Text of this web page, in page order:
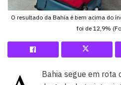
O resultado da Bahia é bem acima do
foi de 12,9%
Bahia segue em rota